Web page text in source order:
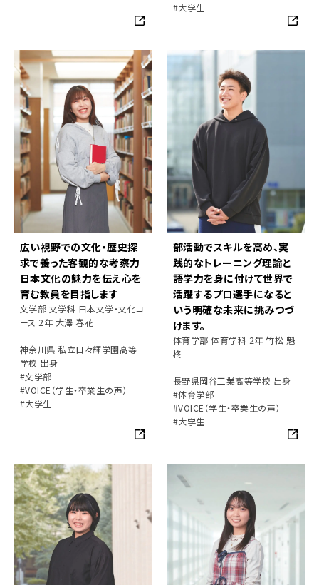
#大学生
広い視野での文化・歴史探
求で養った客観的な考察力
日本文化の魅力を伝え心を
育む教員を目指します
文学部 文学科 日本文学・文化コ
ース 2年 大澤 春花
神奈川県 私立日々輝学園高等
学校 出身
#文学部
#VOICE（学生・卒業生の声）
#大学生
部活動でスキルを高め、実
践的なトレーニング理論と
語学力を身に付けて世界で
活躍するプロ選手になると
いう明確な未来に挑みつづ
けます。
体育学部 体育学科 2年 竹松 魁
柊
長野県岡谷工業高等学校 出身
#体育学部
#VOICE（学生・卒業生の声）
#大学生